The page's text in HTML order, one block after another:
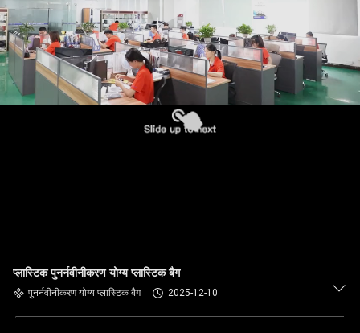
प्लास्टिक पुनर्नवीनीकरण योग्य प्लास्टिक बैग
पुनर्नवीनीकरण योग्य प्लास्टिक बैग 2025-12-10